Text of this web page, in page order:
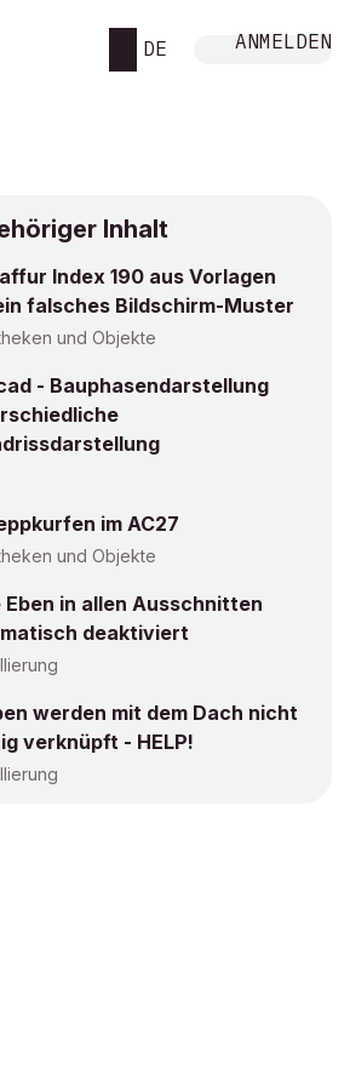
DE ANMELDEN
Inhalt
Index 190 aus Vorlagen
falsches Bildschirm-Muster
und Objekte
- Bauphasendarstellung
im AC27
und Objekte
Eben in allen Ausschnitten
deaktiviert
werden mit dem Dach nicht
verknüpft - HELP!